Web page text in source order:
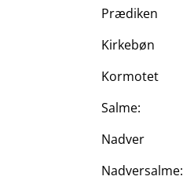
Prædiken
Kirkebøn
Kormotet
Salme:
Nadver
Nadversalme: